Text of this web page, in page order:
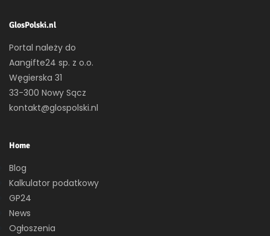
GlosPolski.nl
Portal należy do
Aangifte24 sp. z o.o.
Węgierska 31
33-300 Nowy Sącz
kontakt@glospolski.nl
Home
Blog
Kalkulator podatkowy
GP24
News
Ogłoszenia